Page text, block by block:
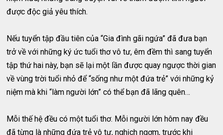
được độc giả yêu thích.
Nếu tuyển tập đầu tiên của “Gia đình gãi ngứa” đã đưa bạn
trở về với những ký ức tuổi thơ vô tư, êm đềm thì sang tuyển
tập thứ hai này, bạn sẽ lại một lần được quay ngược thời gian
về vùng trời tuổi nhỏ để “sống như một đứa trẻ” với những kỷ
niệm mà khi “làm người lớn” có thể bạn đã lãng quên…
Mỗi thế hệ đều có một tuổi thơ. Mỗi người lớn hôm nay đều
đã từng là những đứa trẻ vô tư, nghịch ngợm, trước khi